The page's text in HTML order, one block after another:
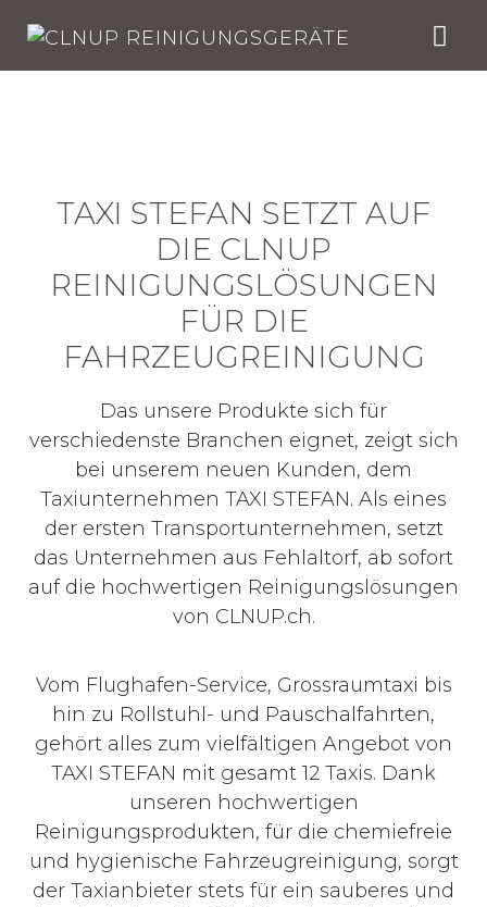
content
TAXI STEFAN SETZT AUF
DIE CLNUP
REINIGUNGSLÖSUNGEN
FÜR DIE
FAHRZEUGREINIGUNG
Das unsere Produkte sich für
verschiedenste Branchen eignet, zeigt sich
bei unserem neuen Kunden, dem
Taxiunternehmen TAXI STEFAN. Als eines
der ersten Transportunternehmen, setzt
das Unternehmen aus Fehlaltorf, ab sofort
auf die hochwertigen Reinigungslösungen
von CLNUP.ch.
Vom Flughafen-Service, Grossraumtaxi bis
hin zu Rollstuhl- und Pauschalfahrten,
gehört alles zum vielfältigen Angebot von
TAXI STEFAN mit gesamt 12 Taxis. Dank
unseren hochwertigen
Reinigungsprodukten, für die chemiefreie
und hygienische Fahrzeugreinigung, sorgt
der Taxianbieter stets für ein sauberes und